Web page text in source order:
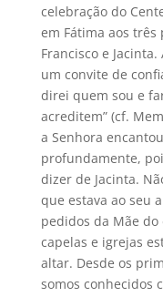
celebração do
em Fátima aos
Francisco e
um convite de
direi quem sou e
acreditem” (cf.
a Senhora
profundamente,
dizer de Jacinta.
que estava ao seu
pedidos da Mãe do
capelas e igrejas
altar. Desde os
somos conhecidos